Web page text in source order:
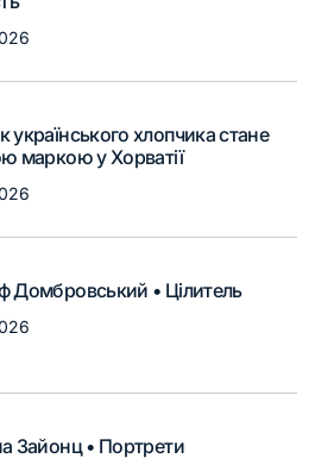
хлопчика стане
маркою у Хорватії
• Цілитель
Зайонц • Портрети